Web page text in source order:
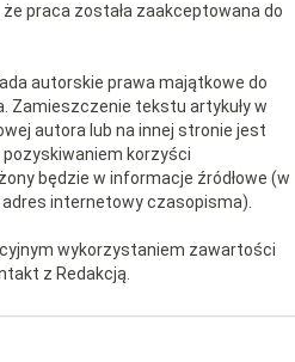
praca została zaakceptowana do
autorskie prawa majątkowe do
tekstu artykuły w
autora lub na innej stronie jest
pozyskiwaniem korzyści
będzie w informacje źródłowe (w
internetowy czasopisma).
wykorzystaniem zawartości
z Redakcją.